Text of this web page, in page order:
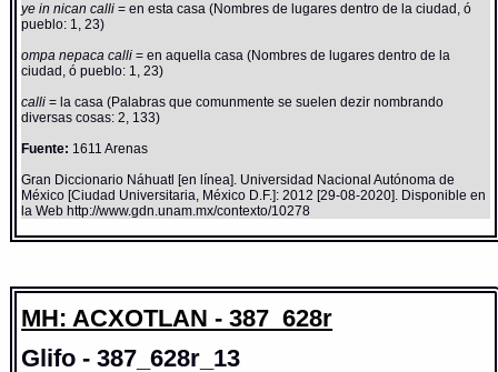
ye in nican calli= en esta casa (Nombres de lugares dentro de la ciudad, ó
pueblo: 1, 23)
ompa nepaca calli= en aquella casa (Nombres de lugares dentro de la
ciudad, ó pueblo: 1, 23)
calli= la casa (Palabras que comunmente se suelen dezir nombrando
diversas cosas: 2, 133)
Fuente: 1611 Arenas
Gran Diccionario Náhuatl [en línea]. Universidad Nacional Autónoma de
México [Ciudad Universitaria, México D.F.]: 2012 [29-08-2020]. Disponible en
la Web http://www.gdn.unam.mx/contexto/10278
MH: ACXOTLAN - 387_628r
Glifo - 387_628r_13